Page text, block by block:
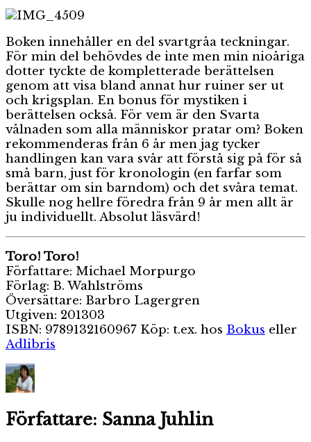
Boken innehåller en del svartgråa teckningar.
För min del behövdes de inte men min nioåriga
dotter tyckte de kompletterade berättelsen
genom att visa bland annat hur ruiner ser ut
och krigsplan. En bonus för mystiken i
berättelsen också. För vem är den Svarta
vålnaden som alla människor pratar om? Boken
rekommenderas från 6 år men jag tycker
handlingen kan vara svår att förstå sig på för så
små barn, just för kronologin (en farfar som
berättar om sin barndom) och det svåra temat.
Skulle nog hellre föredra från 9 år men allt är
ju individuellt. Absolut läsvärd!
Toro! Toro!
Författare: Michael Morpurgo
Förlag: B. Wahlströms
Översättare: Barbro Lagergren
Utgiven: 201303
ISBN: 9789132160967 Köp: t.ex. hos Bokus eller
Adlibris
Författare: Sanna Juhlin